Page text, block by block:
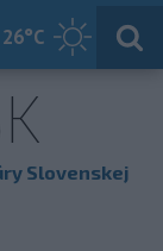
26°C
Slovensko
Slovenskej